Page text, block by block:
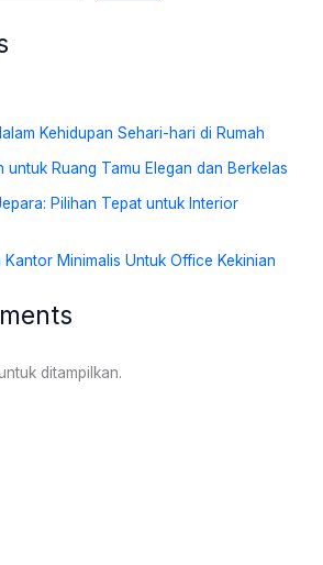
Kehidupan Sehari-hari di Rumah
untuk Ruang Tamu Elegan dan Berkelas
Pilihan Tepat untuk Interior
Kantor Minimalis Untuk Office Kekinian
ditampilkan.